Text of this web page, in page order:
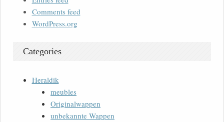
Comments feed
WordPress.org
Categories
Heraldik
meubles
Originalwappen
unbekannte Wappen